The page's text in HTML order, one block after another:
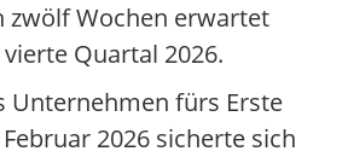
zwölf Wochen erwartet
Quartal 2026.
Unternehmen fürs Erste
2026 sicherte sich